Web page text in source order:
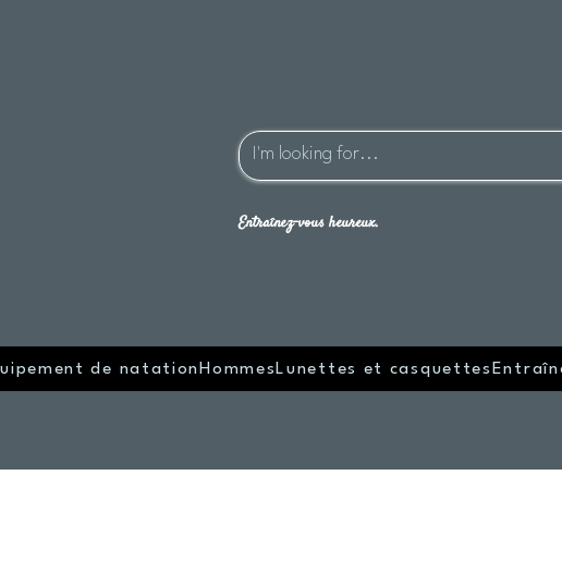
Entraînez-vous heureux.
de natation Hommes Lunettes et casquettes